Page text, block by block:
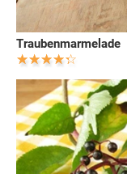
Traubenmarmelade